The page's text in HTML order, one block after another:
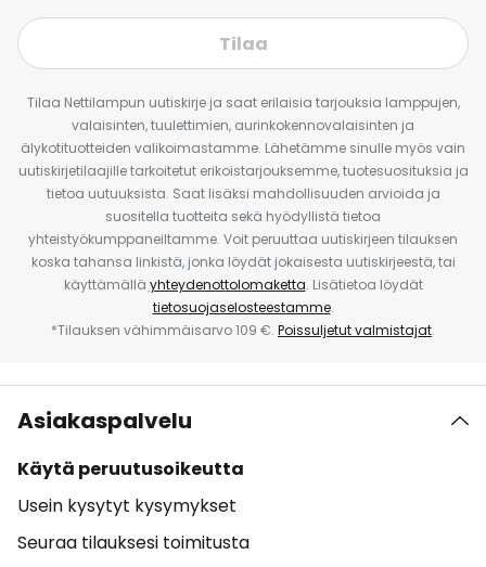
Tilaa
Tilaa Nettilampun uutiskirje ja saat erilaisia tarjouksia lamppujen,
valaisinten, tuulettimien, aurinkokennovalaisinten ja
älykotituotteiden valikoimastamme. Lähetämme sinulle myös vain
uutiskirjetilaajille tarkoitetut erikoistarjouksemme, tuotesuosituksia ja
tietoa uutuuksista. Saat lisäksi mahdollisuuden arvioida ja
suositella tuotteita sekä hyödyllistä tietoa
yhteistyökumppaneiltamme. Voit peruuttaa uutiskirjeen tilauksen
koska tahansa linkistä, jonka löydät jokaisesta uutiskirjeestä, tai
käyttämällä yhteydenottolomaketta. Lisätietoa löydät
tietosuojaselosteestamme.
*Tilauksen vähimmäisarvo 109 €. Poissuljetut valmistajat.
Asiakaspalvelu
Käytä peruutusoikeutta
Usein kysytyt kysymykset
Seuraa tilauksesi toimitusta